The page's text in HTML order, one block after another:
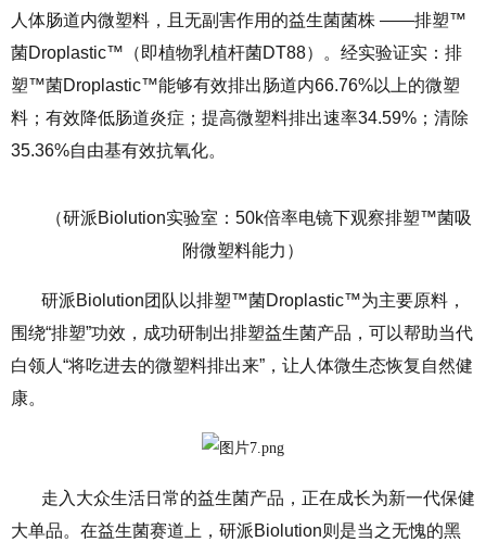
人体肠道内微塑料，且无副害作用的益生菌菌株 ——排塑™
菌Droplastic™（即植物乳植杆菌DT88）。经实验证实：排
塑™菌Droplastic™能够有效排出肠道内66.76%以上的微塑
料；有效降低肠道炎症；提高微塑料排出速率34.59%；清除
35.36%自由基有效抗氧化。
（研派Biolution实验室：50k倍率电镜下观察排塑™菌吸
附微塑料能力）
研派Biolution团队以排塑™菌Droplastic™为主要原料，
围绕“排塑”功效，成功研制出排塑益生菌产品，可以帮助当代
白领人“将吃进去的微塑料排出来”，让人体微生态恢复自然健
康。
走入大众生活日常的益生菌产品，正在成长为新一代保健
大单品。在益生菌赛道上，研派Biolution则是当之无愧的黑